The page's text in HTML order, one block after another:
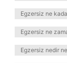
Egzersiz ne
Egzersiz ne
Egzersiz nedir